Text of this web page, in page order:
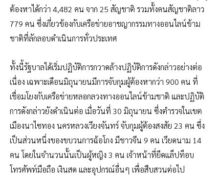
ต้องหาได้กว่า 4,482 คน จาก 25 สัญชาติ รวมทั้งคนสัญชาติลาว
779 คน ซึ่งเกี่ยวข้องกับเครือข่ายอาชญากรรมทางออนไลน์ข้าม
ชาติที่ลักลอบดำเนินการทั่วประเทศ
ทั้งนี้รัฐบาลได้เริ่มปฏิบัติการกวาดล้างปฏิบัติการดังกล่าวอย่างต่อ
เนื่อง เฉพาะเดือนมิถุนายนมีการจับกุมผู้ต้องหากว่า 900 คน ที่
เชื่อมโยงกับเครือข่ายหลอกลวงทางออนไลน์ข้ามชาติ และปฏิบัติ
การดังกล่าวยังดำเนินต่อ เมื่อวันที่ 30 มิถุนายน ซึ่งตำรวจในเขต
เมืองนาไซทอง นครหลวงเวียงจันทร์ จับกุมผู้ต้องสงสัย 23 คน ซึ่ง
เป็นส่วนหนึ่งของขบวนการฉ้อโกง มีชาวจีน 9 คน เวียดนาม 14
คน โดยในจำนวนนั้นเป็นผู้หญิง 3 คน เจ้าหน้าที่ยึดแล็ปท็อบ
โทรศัพท์มือถือ เงินสด และอุปกรณ์อื่นๆ เพื่อสืบสวนต่อไป